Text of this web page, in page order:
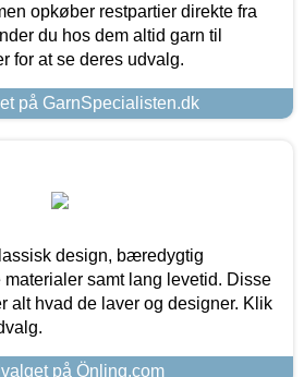
opkøber restpartier direkte fra
du hos dem altid garn til
for at se deres udvalg.
på GarnSpecialisten.dk
design, bæredygtig
samt lang levetid. Disse
alt hvad de laver og designer. Klik
på Önling.com